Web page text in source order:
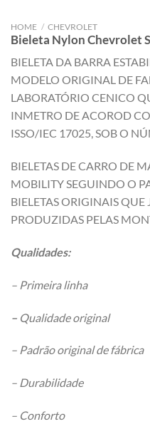
HOME / CHEVROLET
Bieleta Nylon Chevrolet
BIELETA DA BARRA
MODELO ORIGINAL DE
LABORATÓRIO CENICO
INMETRO DE ACOROD
ISSO/IEC 17025, SOB O
BIELETAS DE CARRO DE
MOBILITY SEGUINDO O
BIELETAS ORIGINAIS QUE
PRODUZIDAS PELAS
Qualidades:
– Primeira linha
– Qualidade original
– Padrão original de fábrica
– Durabilidade
– Conforto